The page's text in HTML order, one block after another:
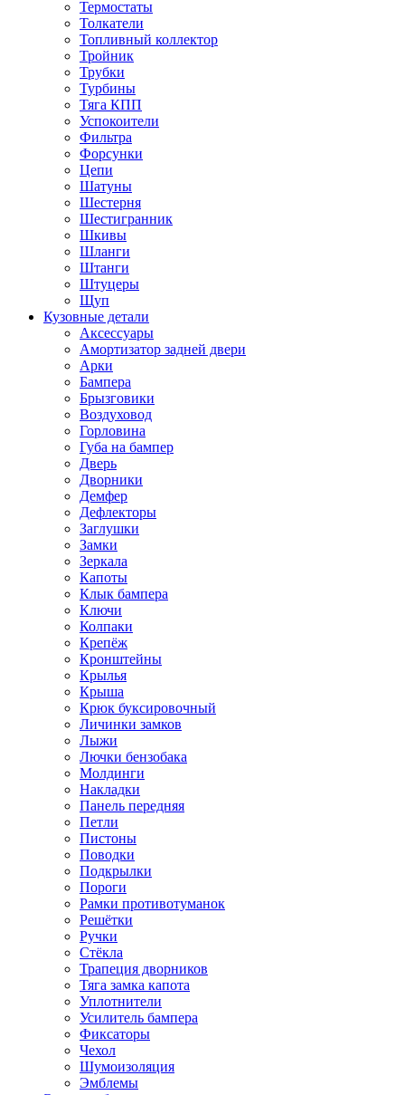
Термостаты
Толкатели
Топливный коллектор
Тройник
Трубки
Турбины
Тяга КПП
Успокоители
Фильтра
Форсунки
Цепи
Шатуны
Шестерня
Шестигранник
Шкивы
Шланги
Штанги
Штуцеры
Щуп
Кузовные детали
Аксессуары
Амортизатор задней двери
Арки
Бампера
Брызговики
Воздуховод
Горловина
Губа на бампер
Дверь
Дворники
Демфер
Дефлекторы
Заглушки
Замки
Зеркала
Капоты
Клык бампера
Ключи
Колпаки
Крепёж
Кронштейны
Крылья
Крыша
Крюк буксировочный
Личинки замков
Лыжи
Лючки бензобака
Молдинги
Накладки
Панель передняя
Петли
Пистоны
Поводки
Подкрылки
Пороги
Рамки противотуманок
Решётки
Ручки
Стёкла
Трапеция дворников
Тяга замка капота
Уплотнители
Усилитель бампера
Фиксаторы
Чехол
Шумоизоляция
Эмблемы